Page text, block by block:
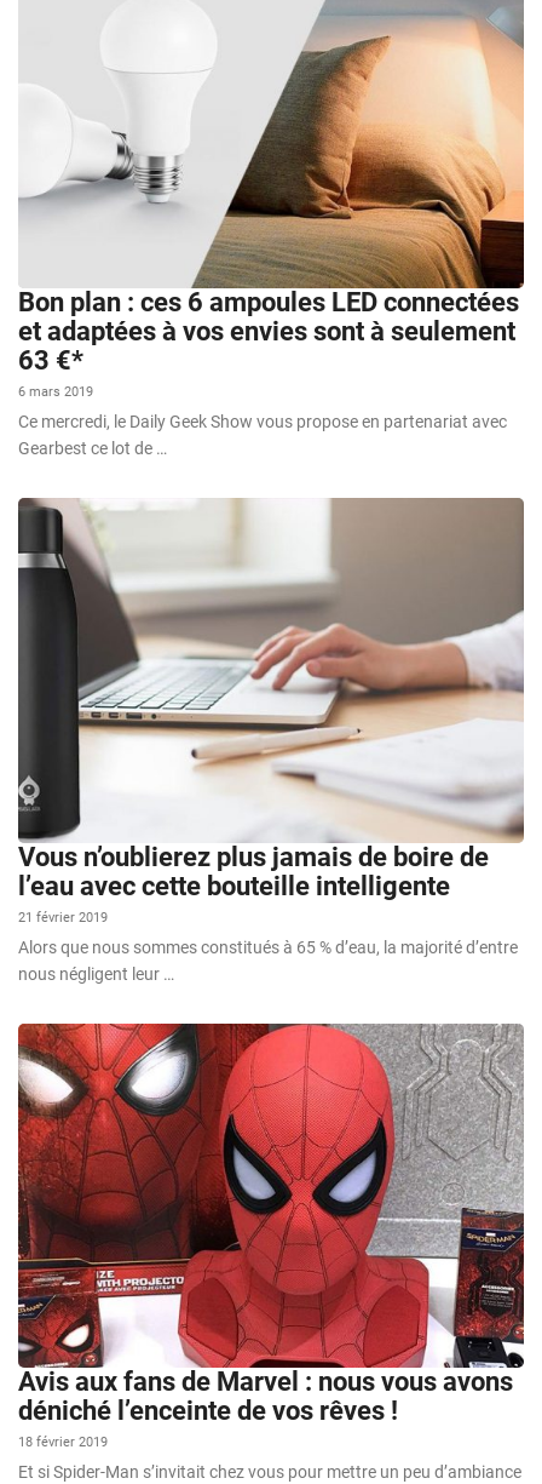
Bon plan : ces 6 ampoules LED connectées
et adaptées à vos envies sont à seulement
63 €*
6 mars 2019
Ce mercredi, le Daily Geek Show vous propose en partenariat avec
Gearbest ce lot de …
Vous n’oublierez plus jamais de boire de
l’eau avec cette bouteille intelligente
21 février 2019
Alors que nous sommes constitués à 65 % d’eau, la majorité d’entre
nous négligent leur …
Avis aux fans de Marvel : nous vous avons
déniché l’enceinte de vos rêves !
18 février 2019
Et si Spider-Man s’invitait chez vous pour mettre un peu d’ambiance